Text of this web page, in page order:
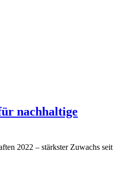
nachhaltige
2022 – stärkster Zuwachs seit